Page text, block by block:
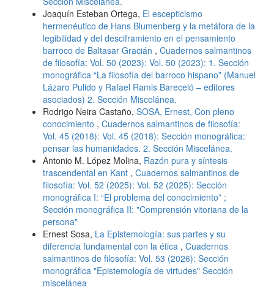
Joaquín Esteban Ortega, El escepticismo
hermenéutico de Hans Blumenberg y la metáfora de la
legibilidad y del desciframiento en el pensamiento
barroco de Baltasar Gracián , Cuadernos salmantinos
de filosofía: Vol. 50 (2023): Vol. 50 (2023): 1. Sección
monográfica “La filosofía del barroco hispano” (Manuel
Lázaro Pulido y Rafael Ramis Bareceló – editores
asociados) 2. Sección Miscelánea.
Rodrigo Neira Castaño, SOSA, Ernest, Con pleno
conocimiento , Cuadernos salmantinos de filosofía:
Vol. 45 (2018): Vol. 45 (2018): Sección monográfica:
pensar las humanidades. 2. Sección Miscelánea.
Antonio M. López Molina, Razón pura y síntesis
trascendental en Kant , Cuadernos salmantinos de
filosofía: Vol. 52 (2025): Vol. 52 (2025): Sección
monográfica I: “El problema del conocimiento” ;
Sección monográfica II: "Comprensión vitoriana de la
persona"
Ernest Sosa, La Epistemología: sus partes y su
diferencia fundamental con la ética , Cuadernos
salmantinos de filosofía: Vol. 53 (2026): Sección
monográfica "Epistemología de virtudes" Sección
miscelánea